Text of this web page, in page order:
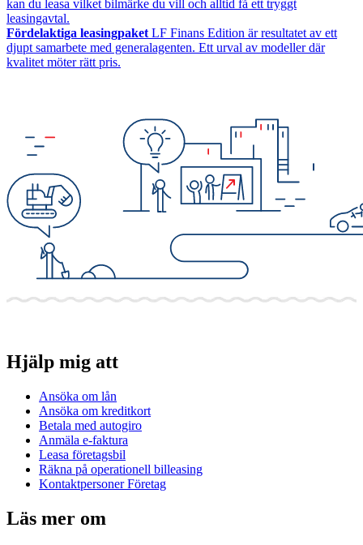
kan du leasa vilket bilmärke du vill och alltid få ett tryggt
leasingavtal.
Fördelaktiga leasingpaket LF Finans Edition är resultatet av ett
djupt samarbete med generalagenten. Ett urval av modeller där
kvalitet möter rätt pris.
Hjälp mig att
Ansöka om lån
Ansöka om kreditkort
Betala med autogiro
Anmäla e-faktura
Leasa företagsbil
Räkna på operationell billeasing
Kontaktpersoner Företag
Läs mer om